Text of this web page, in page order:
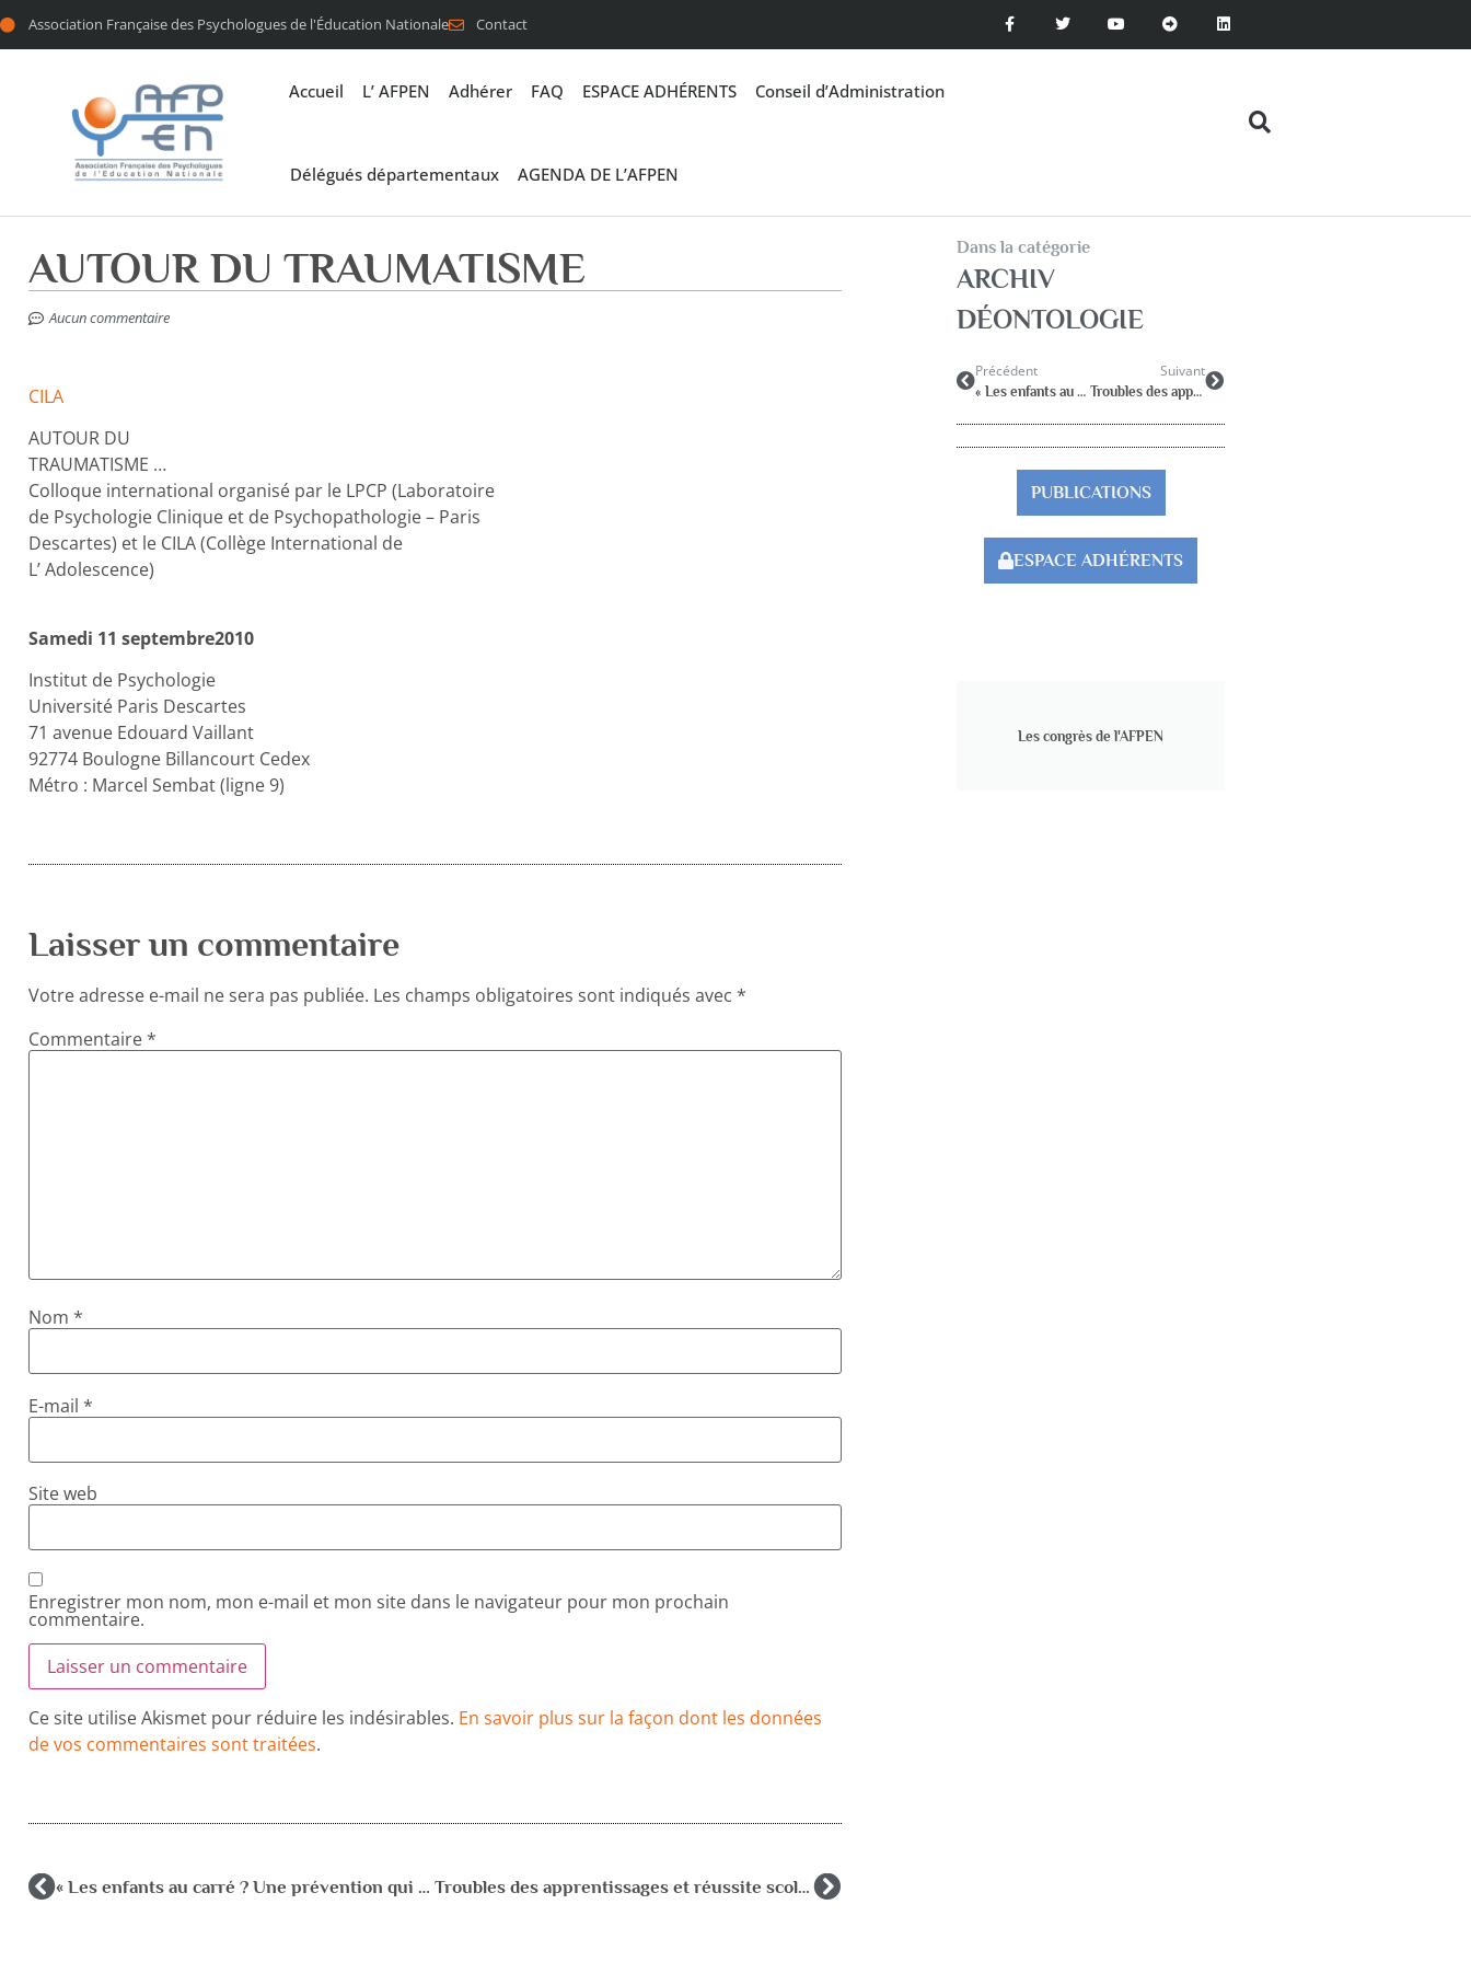
Association Française des Psychologues de l'Éducation Nationale Contact
Accueil L’ AFPEN Adhérer FAQ ESPACE ADHÉRENTS Conseil d’Administration
Délégués départementaux AGENDA DE L’AFPEN
AUTOUR DU TRAUMATISME
Aucun commentaire
CILA
AUTOUR DU
TRAUMATISME …
Colloque international organisé par le LPCP (Laboratoire
de Psychologie Clinique et de Psychopathologie – Paris
Descartes) et le CILA (Collège International de
L’ Adolescence)
Samedi 11 septembre2010
Institut de Psychologie
Université Paris Descartes
71 avenue Edouard Vaillant
92774 Boulogne Billancourt Cedex
Métro : Marcel Sembat (ligne 9)
Laisser un commentaire
Votre adresse e-mail ne sera pas publiée. Les champs obligatoires sont indiqués avec *
Commentaire*
Nom *
E-mail *
Site web
Enregistrer mon nom, mon e-mail et mon site dans le navigateur pour mon prochain
commentaire.
Ce site utilise Akismet pour réduire les indésirables. En savoir plus sur la façon dont les données
de vos commentaires sont traitées.
« Les enfants au carré ? Une prévention qui tourne pas rond ! » Troubles des apprentissages et réussite scolaire – IUFM des Pays de la Loire –
Dans la catégorie
ARCHIV
DÉONTOLOGIE
Précédent
« Les enfants au carré ? Une prévention qui tourne pas rond ! »
Suivant
Troubles des apprentissages et réussite scolaire – IUFM des Pays de la Loire –
PUBLICATIONS
ESPACE ADHÉRENTS
Les congrès de l'AFPEN